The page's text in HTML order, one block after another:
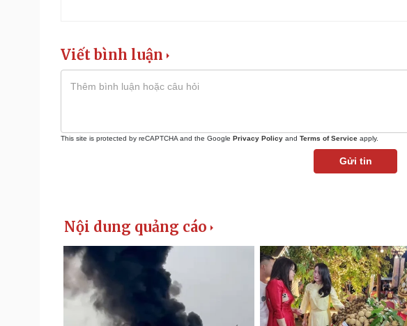
Viết bình luận
This site is protected by reCAPTCHA and the Google Privacy Policy and Terms of Service apply.
Gửi tin